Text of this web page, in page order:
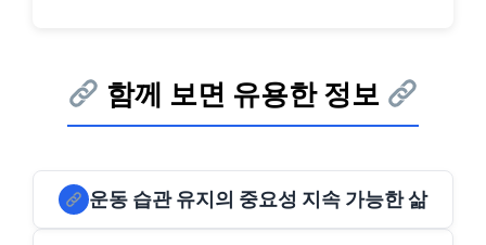
함께 보면 유용한 정보
운동 습관 유지의 중요성 지속 가능한 삶